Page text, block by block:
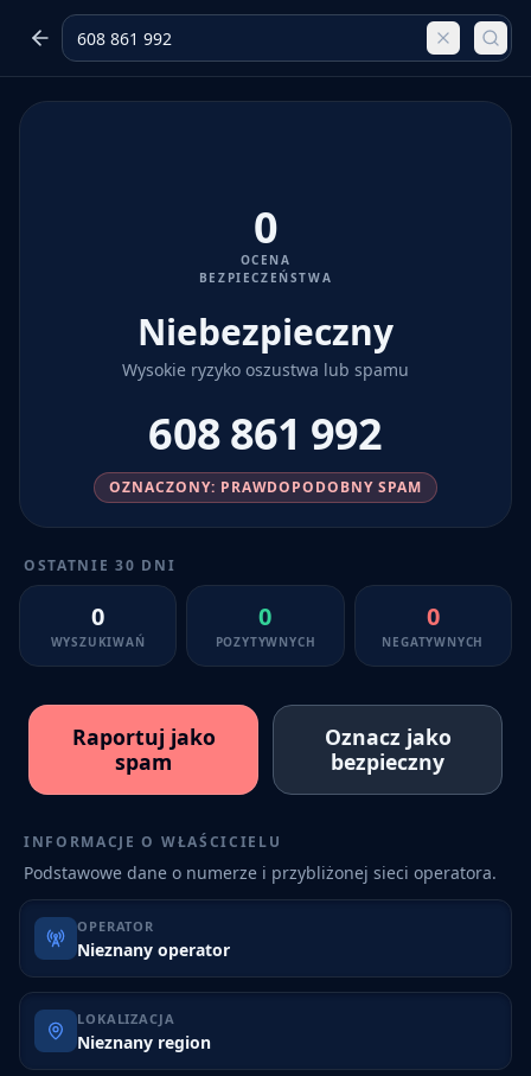
0
OCENA
BEZPIECZEŃSTWA
Niebezpieczny
Wysokie ryzyko oszustwa lub spamu
608 861 992
OZNACZONY: PRAWDOPODOBNY SPAM
OSTATNIE 30 DNI
0
WYSZUKIWAŃ
0
POZYTYWNYCH
0
NEGATYWNYCH
Raportuj jako
spam
Oznacz jako
bezpieczny
INFORMACJE O WŁAŚCICIELU
Podstawowe dane o numerze i przybliżonej sieci operatora.
OPERATOR
Nieznany operator
LOKALIZACJA
Nieznany region